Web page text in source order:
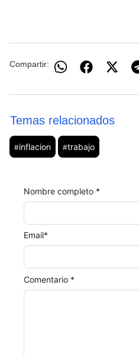
Compartir:
Temas relacionados
#inflacion #trabajo
Comentario *
Nombre completo *
Email*